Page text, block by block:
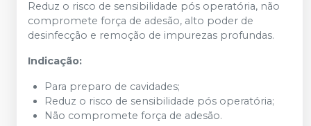
Reduz o risco de sensibilidade pós operatória, não
compromete força de adesão, alto poder de
desinfecção e remoção de impurezas profundas.
Indicação:
Para preparo de cavidades;
Reduz o risco de sensibilidade pós operatória;
Não compromete força de adesão.